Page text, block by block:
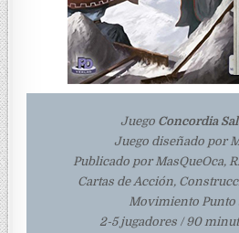
Juego Concordia
Juego diseñado por
Publicado por MasQueOca,
Cartas de Acción,
Movimiento Punto
2-5 jugadores / 90